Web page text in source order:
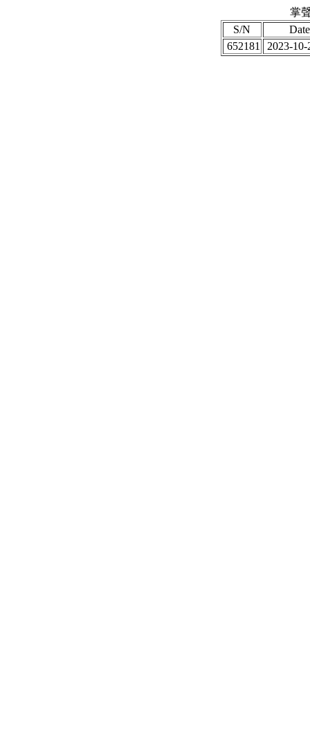
掌
S/N
652181
2023-10-